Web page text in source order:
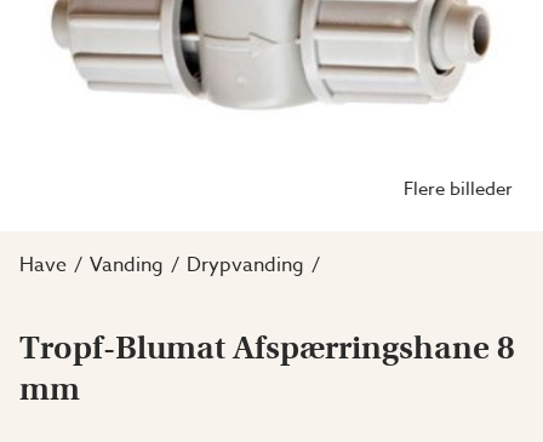
Flere billeder
Have Vanding Drypvanding
Tropf-Blumat Afspærringshane 8
mm